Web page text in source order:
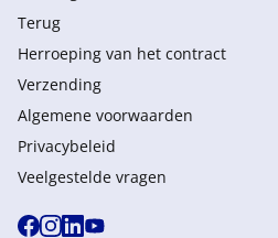
Terug
Herroeping van het contract
Verzending
Algemene voorwaarden
Privacybeleid
Veelgestelde vragen